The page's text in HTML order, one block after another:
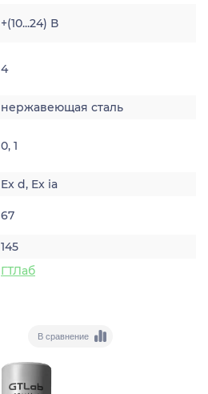
+(10...24) В
4
нержавеющая сталь
0, 1
Ex d, Ex ia
67
145
ГТЛаб
В сравнение